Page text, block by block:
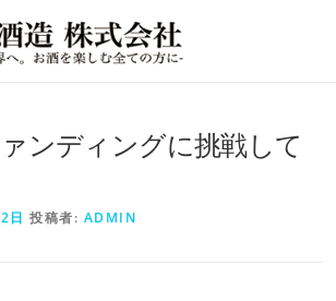
ンディングに挑戦して
日 投稿者: ADMIN